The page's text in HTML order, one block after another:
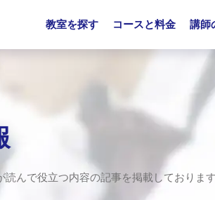
教室を探す コースと料金 講師
読んで役立つ内容の記事を掲載しておりま